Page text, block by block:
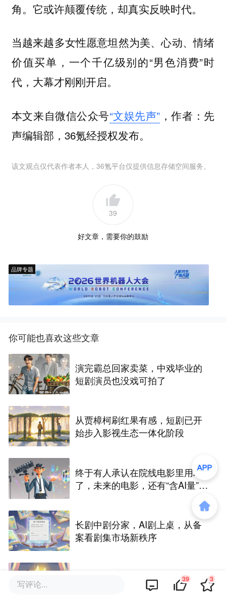
角。它或许颠覆传统，却真实反映时代。
当越来越多女性愿意坦然为美、心动、情绪
价值买单，一个千亿级别的“男色消费”时
代，大幕才刚刚开启。
本文来自微信公众号“文娱先声” ，作者：先
声编辑部，36氪经授权发布。
该文观点仅代表作者本人，36氪平台仅提供信息存储空间服务。
39
好文章，需要你的鼓励
品牌专题
你可能也喜欢这些文章
演完霸总回家卖菜，中戏毕业的
短剧演员也没戏可拍了
从贾樟柯刷红果有感，短剧已开
始步入影视生态一体化阶段
终于有人承认在院线电影里用AI
了，未来的电影，还有“含AI量”为
长剧中剧分家，AI剧上桌，从备
案看剧集市场新秩序
10部9亏，扎堆撤档，沈腾能成暑
期档电影救星吗？
写评论... 39 3